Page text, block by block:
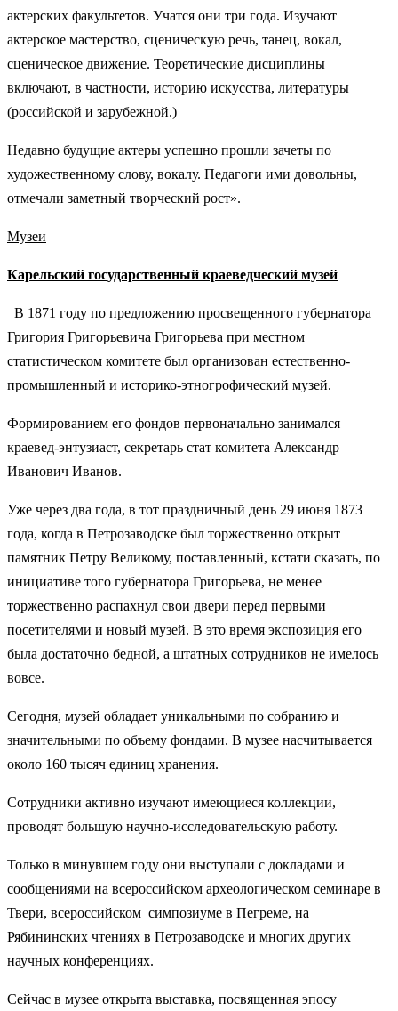
актерских факультетов. Учатся они три года. Изучают
актерское мастерство, сценическую речь, танец, вокал,
сценическое движение. Теоретические дисциплины
включают, в частности, историю искусства, литературы
(российской и зарубежной.)
Недавно будущие актеры успешно прошли зачеты по
художественному слову, вокалу. Педагоги ими довольны,
отмечали заметный творческий рост».
Музеи
Карельский государственный краеведческий музей
В 1871 году по предложению просвещенного губернатора
Григория Григорьевича Григорьева при местном
статистическом комитете был организован естественно-
промышленный и историко-этногрофический музей.
Формированием его фондов первоначально занимался
краевед-энтузиаст, секретарь стат комитета Александр
Иванович Иванов.
Уже через два года, в тот праздничный день 29 июня 1873
года, когда в Петрозаводске был торжественно открыт
памятник Петру Великому, поставленный, кстати сказать, по
инициативе того губернатора Григорьева, не менее
торжественно распахнул свои двери перед первыми
посетителями и новый музей. В это время экспозиция его
была достаточно бедной, а штатных сотрудников не имелось
вовсе.
Сегодня, музей обладает уникальными по собранию и
значительными по объему фондами. В музее насчитывается
около 160 тысяч единиц хранения.
Сотрудники активно изучают имеющиеся коллекции,
проводят большую научно-исследовательскую работу.
Только в минувшем году они выступали с докладами и
сообщениями на всероссийском археологическом семинаре в
Твери, всероссийском симпозиуме в Пегреме, на
Рябининских чтениях в Петрозаводске и многих других
научных конференциях.
Сейчас в музее открыта выставка, посвященная эпосу